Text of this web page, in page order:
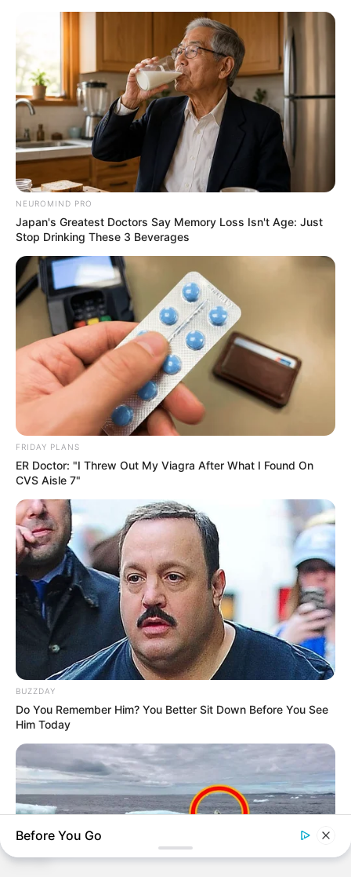
NEUROMIND PRO
Japan's Greatest Doctors Say Memory Loss Isn't Age: Just
Stop Drinking These 3 Beverages
FRIDAY PLANS
ER Doctor: "I Threw Out My Viagra After What I Found On
CVS Aisle 7"
BUZZDAY
Do You Remember Him? You Better Sit Down Before You See
Him Today
Before You Go